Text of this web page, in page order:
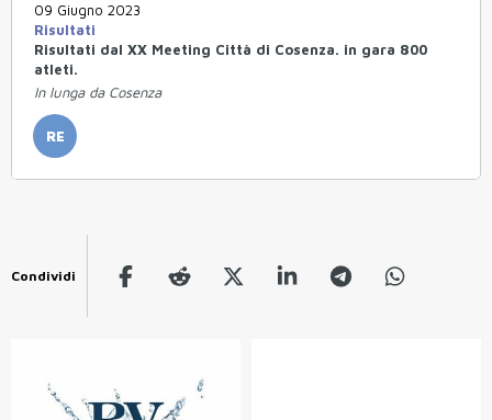
09 Giugno 2023
Risultati
Risultati dal XX Meeting Città di Cosenza. in gara 800
atleti.
In lunga da Cosenza
RE
Condividi